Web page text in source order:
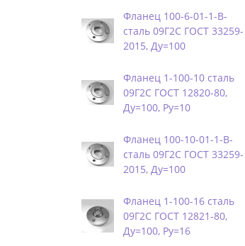
Фланец 100-6-01-1-B-
сталь 09Г2С ГОСТ 33259-
2015, Ду=100
Фланец 1-100-10 сталь
09Г2С ГОСТ 12820-80,
Ду=100, Ру=10
Фланец 100-10-01-1-B-
сталь 09Г2С ГОСТ 33259-
2015, Ду=100
Фланец 1-100-16 сталь
09Г2С ГОСТ 12821-80,
Ду=100, Ру=16